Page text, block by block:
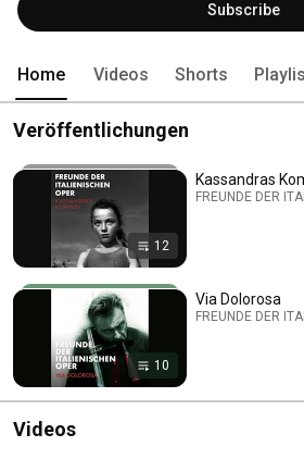
Subscribe
Home Videos Shorts
Veröffentlichungen
12
Kassandras
FREUNDE DER
10
Via Dolorosa
FREUNDE DER
Videos